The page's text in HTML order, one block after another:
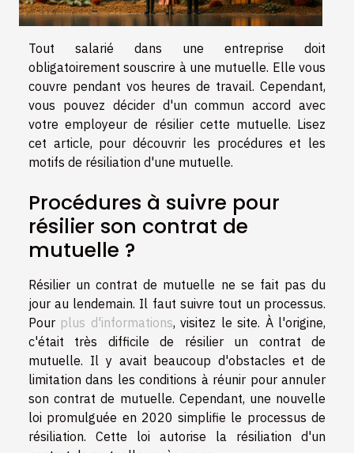
Tout salarié dans une entreprise doit
obligatoirement souscrire à une mutuelle. Elle vous
couvre pendant vos heures de travail. Cependant,
vous pouvez décider d'un commun accord avec
votre employeur de résilier cette mutuelle. Lisez
cet article, pour découvrir les procédures et les
motifs de résiliation d'une mutuelle.
Procédures à suivre pour
résilier son contrat de
mutuelle ?
Résilier un contrat de mutuelle ne se fait pas du
jour au lendemain. Il faut suivre tout un processus.
Pour plus d'informations, visitez le site. À l'origine,
c'était très difficile de résilier un contrat de
mutuelle. Il y avait beaucoup d'obstacles et de
limitation dans les conditions à réunir pour annuler
son contrat de mutuelle. Cependant, une nouvelle
loi promulguée en 2020 simplifie le processus de
résiliation. Cette loi autorise la résiliation d'un